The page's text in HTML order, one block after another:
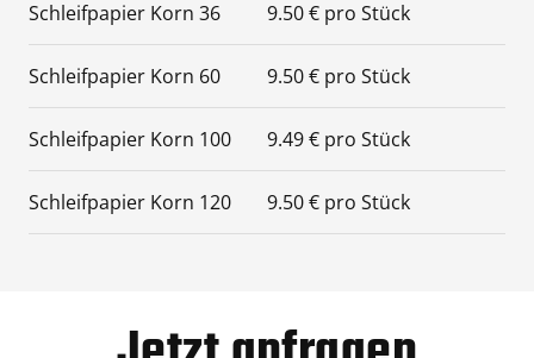
Schleifpapier Korn 36 9.50 € pro Stück
Schleifpapier Korn 60 9.50 € pro Stück
Schleifpapier Korn 100 9.49 € pro Stück
Schleifpapier Korn 120 9.50 € pro Stück